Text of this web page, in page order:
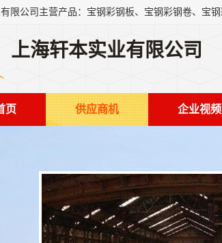
上海轩本实业有限公司
页 供应商机 企业视频